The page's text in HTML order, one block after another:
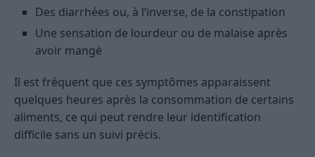
Des diarrhées ou, à l’inverse, de la constipation
Une sensation de lourdeur ou de malaise après
avoir mangé
Il est fréquent que ces symptômes apparaissent
quelques heures après la consommation de certains
aliments, ce qui peut rendre leur identification
difficile sans un suivi précis.